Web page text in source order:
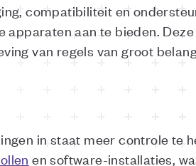
compatibiliteit en
aan te bieden.
van regels van groot
in staat meer controle te
en software-installaties,